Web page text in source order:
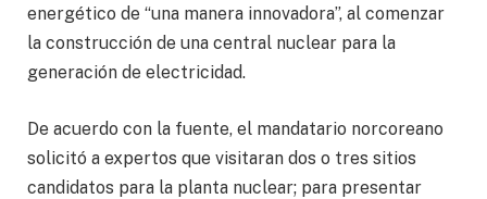
energético de “una manera innovadora”, al comenzar
la construcción de una central nuclear para la
generación de electricidad.
De acuerdo con la fuente, el mandatario norcoreano
solicitó a expertos que visitaran dos o tres sitios
candidatos para la planta nuclear; para presentar